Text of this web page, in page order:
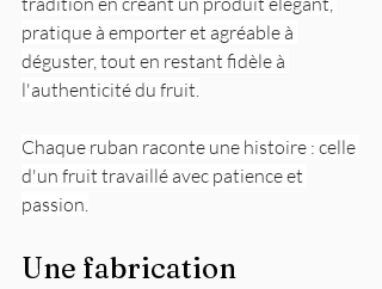
pratique à emporter et agréable à
déguster, tout en restant fidèle à
l'authenticité du fruit.
Chaque ruban raconte une histoire : celle
d'un fruit travaillé avec patience et
passion.
Une fabrication